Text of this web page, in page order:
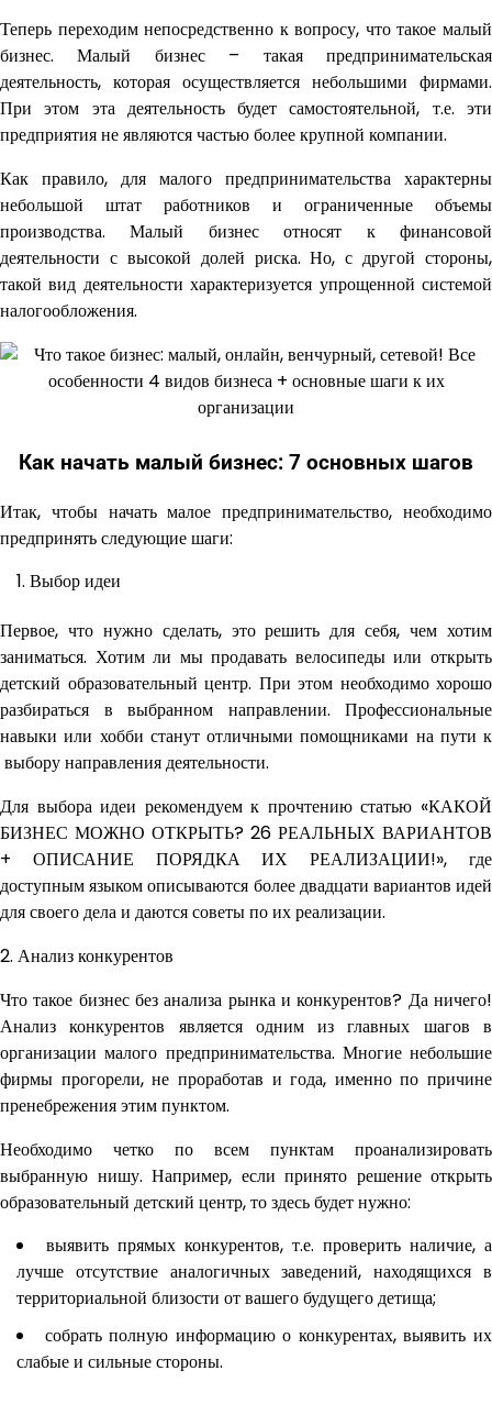
Теперь переходим непосредственно к вопросу, что такое малый
бизнес. Малый бизнес – такая предпринимательская
деятельность, которая осуществляется небольшими фирмами.
При этом эта деятельность будет самостоятельной, т.е. эти
предприятия не являются частью более крупной компании.
Как правило, для малого предпринимательства характерны
небольшой штат работников и ограниченные объемы
производства. Малый бизнес относят к финансовой
деятельности с высокой долей риска. Но, с другой стороны,
такой вид деятельности характеризуется упрощенной системой
налогообложения.
Как начать малый бизнес: 7 основных шагов
Итак, чтобы начать малое предпринимательство, необходимо
предпринять следующие шаги:
Выбор идеи
Первое, что нужно сделать, это решить для себя, чем хотим
заниматься. Хотим ли мы продавать велосипеды или открыть
детский образовательный центр. При этом необходимо хорошо
разбираться в выбранном направлении. Профессиональные
навыки или хобби станут отличными помощниками на пути к
выбору направления деятельности.
Для выбора идеи рекомендуем к прочтению статью «КАКОЙ
БИЗНЕС МОЖНО ОТКРЫТЬ? 26 РЕАЛЬНЫХ ВАРИАНТОВ
+ ОПИСАНИЕ ПОРЯДКА ИХ РЕАЛИЗАЦИИ!», где
доступным языком описываются более двадцати вариантов идей
для своего дела и даются советы по их реализации.
2. Анализ конкурентов
Что такое бизнес без анализа рынка и конкурентов? Да ничего!
Анализ конкурентов является одним из главных шагов в
организации малого предпринимательства. Многие небольшие
фирмы прогорели, не проработав и года, именно по причине
пренебрежения этим пунктом.
Необходимо четко по всем пунктам проанализировать
выбранную нишу. Например, если принято решение открыть
образовательный детский центр, то здесь будет нужно:
выявить прямых конкурентов, т.е. проверить наличие, а
лучше отсутствие аналогичных заведений, находящихся в
территориальной близости от вашего будущего детища;
собрать полную информацию о конкурентах, выявить их
слабые и сильные стороны.